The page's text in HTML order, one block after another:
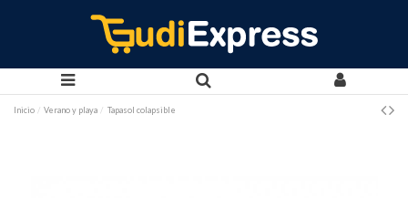
Inicio Verano y playa Tapasol colapsible